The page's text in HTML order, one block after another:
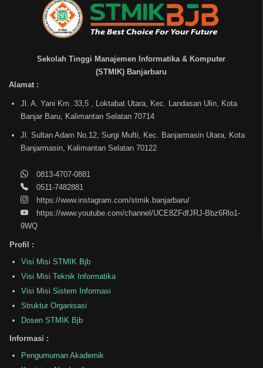
Sekolah Tinggi Manajemen Informatika & Komputer
(STMIK) Banjarbaru
Alamat :
Jl. A. Yani Km. 33,5 , Loktabat Utara, Kec. Landasan Ulin, Kota
Banjar Baru, Kalimantan Selatan 70714
Jl. Sultan Adam No.12, Surgi Mufti, Kec. Banjarmasin Utara, Kota
Banjarmasin, Kalimantan Selatan 70122
0813-4707-0881
0511-7482881
https://www.instagram.com/stmik.banjarbaru/
https://www.youtube.com/channel/UCE8ZFdfJRJ-Bbz6Rlo1-
9WQ
Profil :
Visi Misi STMIK Bjb
Visi Misi Teknik Informatika
Visi Misi Sistem Informasi
Struktur Organisasi
Dosen STMIK Bjb
Informasi :
Pengumuman Akademik